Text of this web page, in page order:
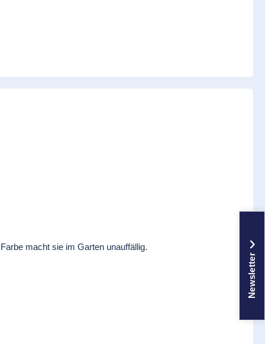
macht sie im Garten unauffällig. ›
Newsletter